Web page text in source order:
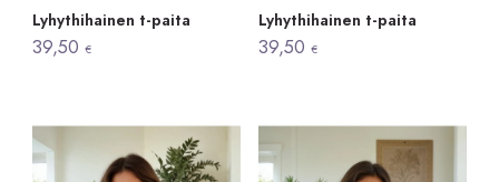
Lyhythihainen t-paita
39,50€
Lyhythihainen t-paita
39,50 €